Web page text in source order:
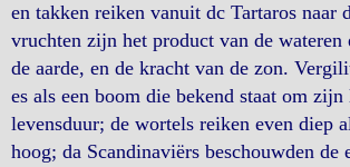
en takken reiken vanuit dc Tartaros naar
vruchten zijn het product van de wateren
de aarde, en de kracht van de zon.
es als een boom die bekend staat om zijn
levensduur; de wortels reiken even diep
hoog; da Scandinaviërs beschouwden de